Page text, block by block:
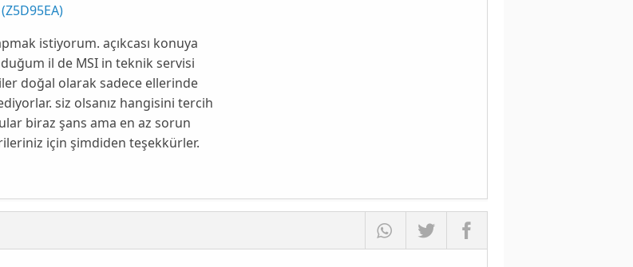
istiyorum. açıkcası konuya
il de MSI in teknik servisi
doğal olarak sadece ellerinde
siz olsanız hangisini tercih
biraz şans ama en az sorun
için şimdiden teşekkürler.